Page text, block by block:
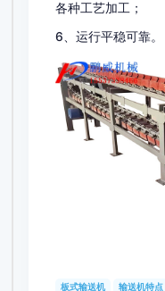
各种工艺加工；
6、运行平稳可靠。
板式输送机 输送机特点